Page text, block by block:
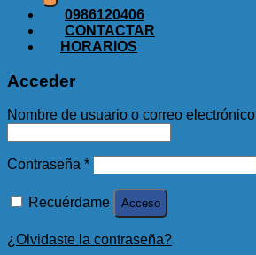
0986120406
CONTACTAR
HORARIOS
Acceder
Nombre de usuario o correo electrónico
Contraseña *
Recuérdame Acceso
¿Olvidaste la contraseña?